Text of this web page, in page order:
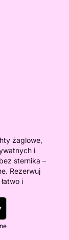
żaglowe,
i
sternika –
Rezerwuj
i